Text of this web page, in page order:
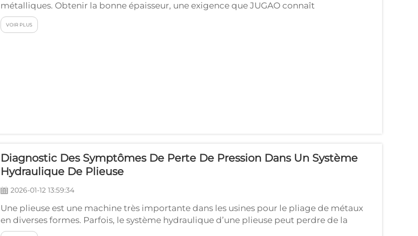
métalliques. Obtenir la bonne épaisseur, une exigence que JUGAO connaît
parfaitement, est d'une importance capitale. Un manque de constance dans l'épaisseur
peut entraîner des problèmes tels que des plis irréguliers...
VOIR PLUS
Diagnostic Des Symptômes De Perte De Pression Dans Un Système
Hydraulique De Plieuse
2026-01-12 13:59:34
Une plieuse est une machine très importante dans les usines pour le pliage de métaux
en diverses formes. Parfois, le système hydraulique d’une plieuse peut perdre de la
pression. Cela provoque des problèmes et rend le fonctionnement correct de la